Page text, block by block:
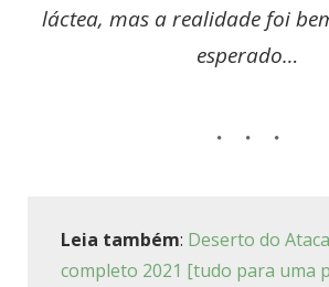
láctea, mas a realidade foi
esperado…
Leia também: Deserto do
completo 2021 [tudo para uma